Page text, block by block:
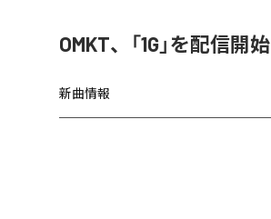
OMKT、「1G」を配信開始
新曲情報